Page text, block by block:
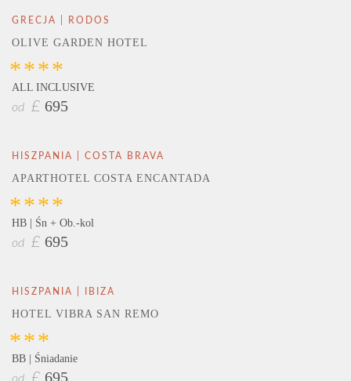
GRECJA | RODOS
OLIVE GARDEN HOTEL
****
ALL INCLUSIVE
od £ 695
HISZPANIA | COSTA BRAVA
APARTHOTEL COSTA ENCANTADA
****
HB | Śn + Ob.-kol
od £ 695
HISZPANIA | IBIZA
HOTEL VIBRA SAN REMO
***
BB | Śniadanie
695